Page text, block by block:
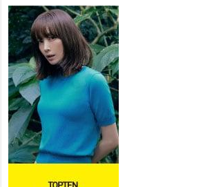
Б.Пүрэвдагва: “Урт цагаан”-ыг
залуучууд чөлөөт цагаа
өнгөрүүлдэг, жуулчид зорьж
ирдэг цэг болгоно
2026 оны 7 сар 21 / 16 цаг 47 минут
Тусгай замын автобус /BRT/
төслийн удирдах хорооны
ээлжит хуралдаан боллоо
2026 оны 7 сар 21 / 16 цаг 43 минут
Ерөнхий сайд Н.Учрал БНХАУ-аас Монгол Улсад
суугаа Элчин сайд Шэнь Миньжюанийг хүлээн
авч уулзав
2026 оны 7 сар 21 / 16 цаг 39 минут